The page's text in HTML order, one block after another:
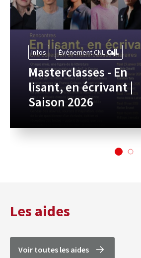
Infos Événement CNL
Masterclasses - En
lisant, en écrivant |
Saison 2026
Les aides
Voir toutes les aides